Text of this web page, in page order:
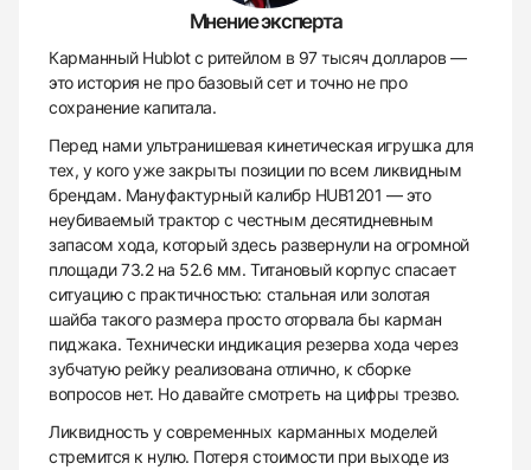
Мнение эксперта
Карманный Hublot с ритейлом в 97 тысяч долларов —
это история не про базовый сет и точно не про
сохранение капитала.
Перед нами ультранишевая кинетическая игрушка для
тех, у кого уже закрыты позиции по всем ликвидным
брендам. Мануфактурный калибр HUB1201 — это
неубиваемый трактор с честным десятидневным
запасом хода, который здесь развернули на огромной
площади 73.2 на 52.6 мм. Титановый корпус спасает
ситуацию с практичностью: стальная или золотая
шайба такого размера просто оторвала бы карман
пиджака. Технически индикация резерва хода через
зубчатую рейку реализована отлично, к сборке
вопросов нет. Но давайте смотреть на цифры трезво.
Ликвидность у современных карманных моделей
стремится к нулю. Потеря стоимости при выходе из